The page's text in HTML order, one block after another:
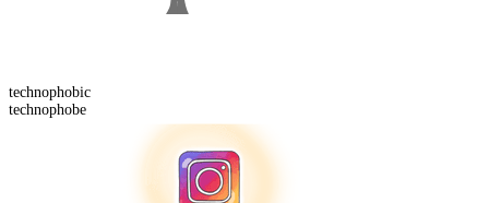
technophobic
technophobe